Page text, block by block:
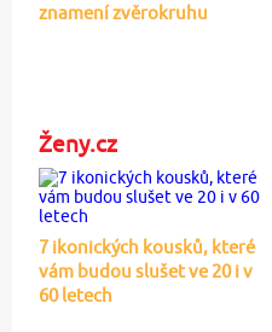
znamení zvěrokruhu
Ženy.cz
7 ikonických kousků, které
vám budou slušet ve 20 i v
60 letech